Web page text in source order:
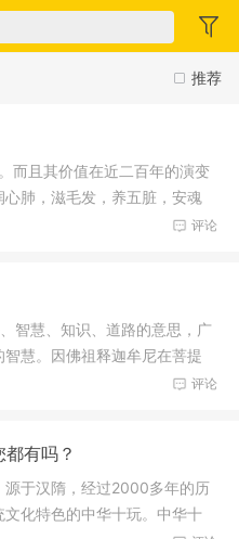
推荐
而且其价值在近二百年的演变
肺，滋毛发，养五脏，安魂
评论
智慧、知识、道路的意思，广
慧。因佛祖释迦牟尼在菩提
评论
有吗？
于汉隋，经过2000多年的历
化特色的中华十玩。中华十